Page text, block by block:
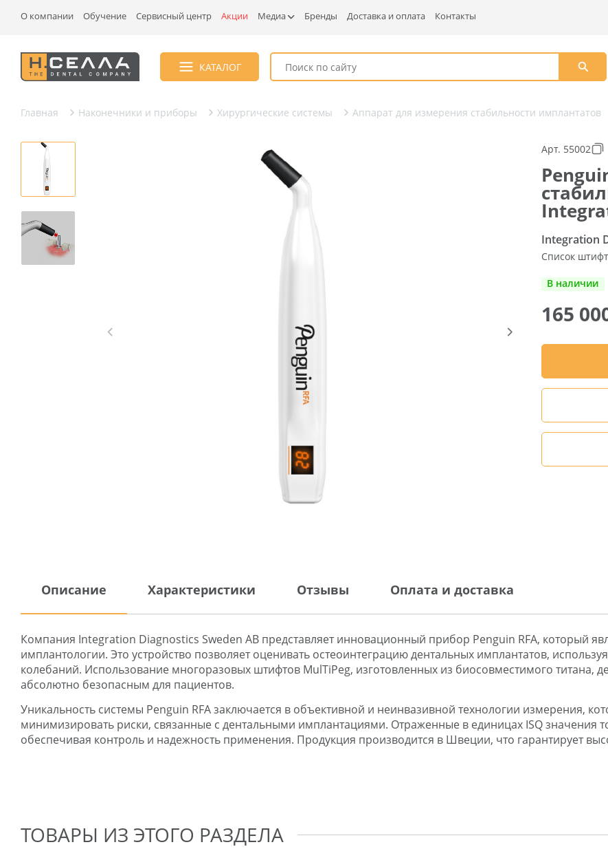
О компании Обучение Сервисный центр Акции Медиа Бренды Доставка и оплата Контакты
КАТАЛОГ
Главная Наконечники и приборы Хирургические системы Аппарат для измерения стабильности имплантатов
Арт. 55002
Integration
Список
В наличии
165
Описание Характеристики Отзывы Оплата и доставка
Компания Integration Diagnostics Sweden AB представляет инновационный прибор Penguin RFA, который
имплантологии. Это устройство позволяет оценивать остеоинтеграцию дентальных имплантатов,
колебаний. Использование многоразовых штифтов MulTiPeg, изготовленных из биосовместимого титана,
абсолютно безопасным для пациентов.
Уникальность системы Penguin RFA заключается в объективной и неинвазивной технологии измерения,
минимизировать риски, связанные с дентальными имплантациями. Отраженные в единицах ISQ значения
обеспечивая контроль и надежность применения. Продукция производится в Швеции, что гарантирует
ТОВАРЫ ИЗ ЭТОГО РАЗДЕЛА